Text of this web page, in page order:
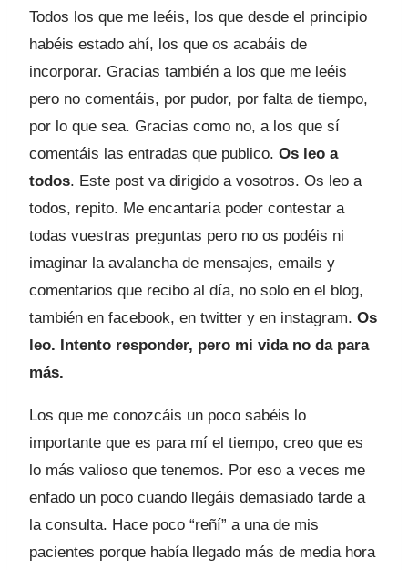
Todos los que me leéis, los que desde el principio
habéis estado ahí, los que os acabáis de
incorporar. Gracias también a los que me leéis
pero no comentáis, por pudor, por falta de tiempo,
por lo que sea. Gracias como no, a los que sí
comentáis las entradas que publico. Os leo a
todos. Este post va dirigido a vosotros. Os leo a
todos, repito. Me encantaría poder contestar a
todas vuestras preguntas pero no os podéis ni
imaginar la avalancha de mensajes, emails y
comentarios que recibo al día, no solo en el blog,
también en facebook, en twitter y en instagram. Os
leo. Intento responder, pero mi vida no da para
más.
Los que me conozcáis un poco sabéis lo
importante que es para mí el tiempo, creo que es
lo más valioso que tenemos. Por eso a veces me
enfado un poco cuando llegáis demasiado tarde a
la consulta. Hace poco “reñí” a una de mis
pacientes porque había llegado más de media hora